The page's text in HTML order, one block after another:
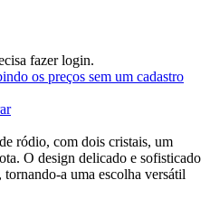
fazer login.
os preços sem um cadastro
ródio, com dois cristais, um
O design delicado e sofisticado
a uma escolha versátil